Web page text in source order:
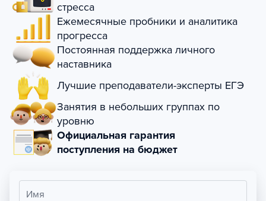
стресса
Ежемесячные пробники и аналитика
прогресса
Постоянная поддержка личного
наставника
Лучшие преподаватели-эксперты ЕГЭ
Занятия в небольших группах по
уровню
Официальная гарантия
поступления на бюджет
Имя